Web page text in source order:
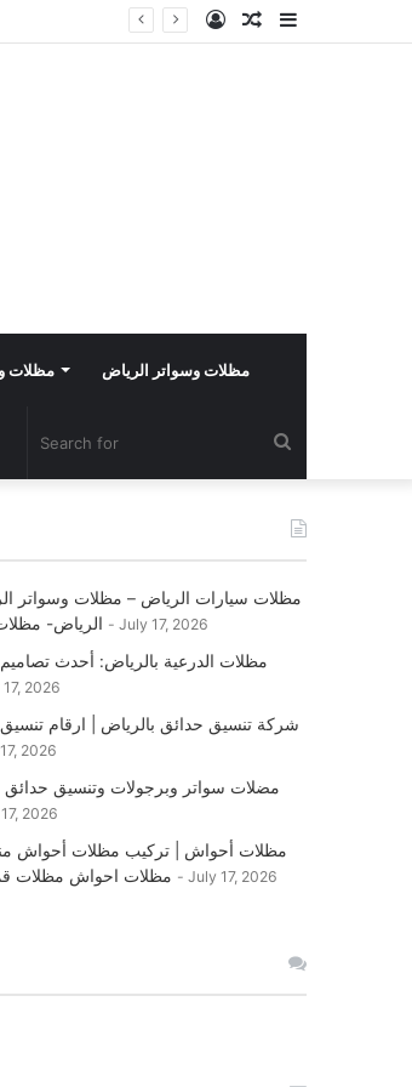
Sidebar
Random
Log
مظلات مظلات وسواتر الرياض
for
مظلات سيارات الرياض – مظلات وسواتر
الرياض-
July 17, 2026
2026
شركة تنسيق حدائق بالرياض | ارقام تنسيق
2026
مضلات سواتر وبرجولات وتنسيق
2026
مظلات أحواش | تركيب مظلات أحواش
مظلات احواش مظلات
July 17, 2026